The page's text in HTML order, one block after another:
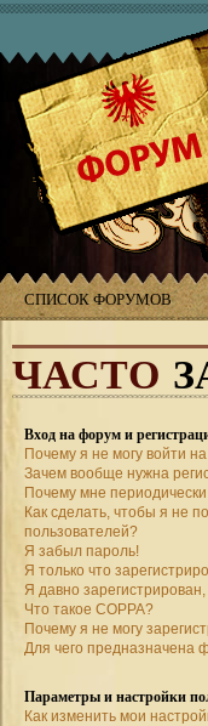
СПИСОК ФОРУМОВ
ЧАСТО
Вход на форум и
Почему я не могу войти
Зачем вообще нужна
Почему мне
Как сделать, чтобы я не
пользователей?
Я забыл пароль!
Я только что
Я давно
Что такое COPPA?
Почему я не могу
Для чего предназначена
Параметры и настройки
Как изменить мои